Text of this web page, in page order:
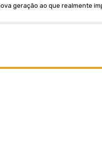
geração ao que realmente